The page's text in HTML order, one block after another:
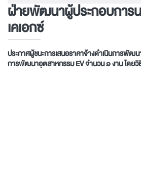
ฝ่ายพัฒนาผู้ประกอบการ
เคเอกซ์
ประกาศผู้ชนะการเสนอราคาจ้างดำเนินการพัฒ
การพัฒนาอุตสาหกรรม EV จำนวน ๑ งาน โดยวิธี